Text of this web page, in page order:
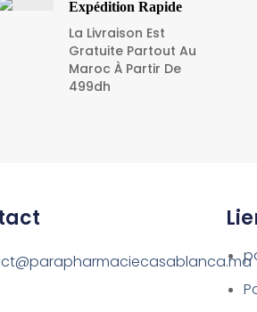
Expédition Rapide
La Livraison Est
Gratuite Partout Au
Maroc À Partir De
499dh